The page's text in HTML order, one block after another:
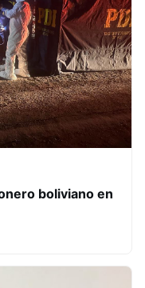
boliviano en